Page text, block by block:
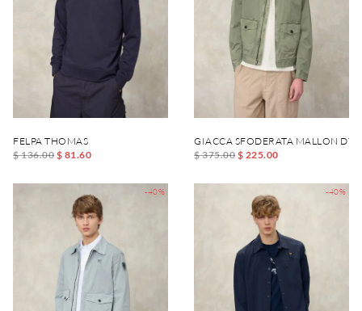
FELPA THOMAS
$ 136.00 $ 81.60
GIACCA SFODERATA MALLON
$ 375.00 $ 225.00
-40% -40%